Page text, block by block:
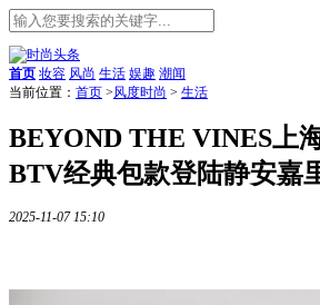
首页 妆容 风尚 生活 娱趣 潮闻
当前位置： 首页 >风度时尚 > 生活
BEYOND THE VINES上
BTV经典包款登陆静安嘉
2025-11-07 15:10